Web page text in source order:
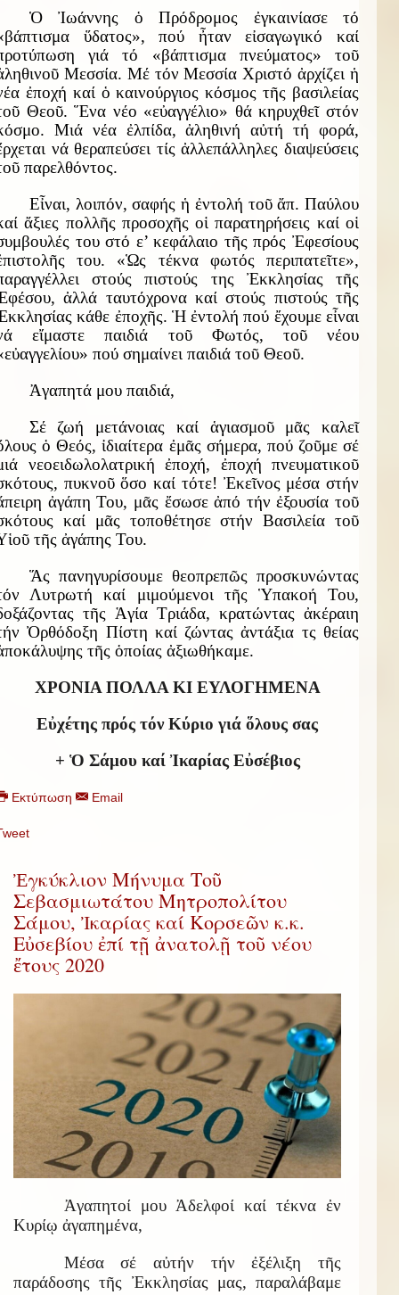
Ὁ Ἰωάννης ὁ Πρόδρομος ἐγκαινίασε τό
ὕδατος», πού ἦταν εἰσαγωγικό καί
γιά τό «βάπτισμα πνεύματος» τοῦ
Μεσσία. Μέ τόν Μεσσία Χριστό ἀρχίζει ἡ
ἐποχή καί ὁ καινούργιος κόσμος τῆς βασιλείας
Θεοῦ. Ἕνα νέο «εὐαγγέλιο» θά κηρυχθεῖ στόν
Μιά νέα ἐλπίδα, ἀληθινή αὐτή τή φορά,
νά θεραπεύσει τίς ἀλλεπάλληλες διαψεύσεις
παρελθόντος.
Εἶναι, λοιπόν, σαφής ἡ ἐντολή τοῦ ἄπ. Παύλου
ἄξιες πολλῆς προσοχῆς οἱ παρατηρήσεις καί οἱ
του στό ε’ κεφάλαιο τῆς πρός Ἐφεσίους
του. «Ὡς τέκνα φωτός περιπατεῖτε»,
στούς πιστούς της Ἐκκλησίας τῆς
ἀλλά ταυτόχρονα καί στούς πιστούς τῆς
κάθε ἐποχῆς. Ἡ ἐντολή πού ἔχουμε εἶναι
εἴμαστε παιδιά τοῦ Φωτός, τοῦ νέου
πού σημαίνει παιδιά τοῦ Θεοῦ.
Ἀγαπητά μου παιδιά,
Σέ ζωή μετάνοιας καί ἁγιασμοῦ μᾶς καλεῖ
ὁ Θεός, ἰδιαίτερα ἐμᾶς σήμερα, πού ζοῦμε σέ
νεοειδωλολατρική ἐποχή, ἐποχή πνευματικοῦ
πυκνοῦ ὅσο καί τότε! Ἐκεῖνος μέσα στήν
ἀγάπη Του, μᾶς ἔσωσε ἀπό τήν ἐξουσία τοῦ
καί μᾶς τοποθέτησε στήν Βασιλεία τοῦ
τῆς ἀγάπης Του.
Ἅς πανηγυρίσουμε θεοπρεπῶς προσκυνώντας
Λυτρωτή καί μιμούμενοι τῆς Ὑπακοή Του,
τῆς Ἁγία Τριάδα, κρατώντας ἀκέραιη
Ὀρθόδοξη Πίστη καί ζώντας ἀντάξια τς θείας
τῆς ὁποίας ἀξιωθήκαμε.
ΧΡΟΝΙΑ ΠΟΛΛΑ ΚΙ ΕΥΛΟΓΗΜΕΝΑ
Εὐχέτης πρός τόν Κύριο γιά ὅλους σας
+ Ὁ Σάμου καί Ἰκαρίας Εὐσέβιος
Εκτύπωση Email
Ἐγκύκλιον Μήνυμα Τοῦ
Σεβασμιωτάτου Μητροπολίτου
Σάμου, Ἰκαρίας καί Κορσεῶν κ.κ.
Εὐσεβίου ἐπί τῇ ἀνατολῇ τοῦ νέου
ἔτους 2020
Ἀγαπητοί μου Ἀδελφοί καί τέκνα ἐν
Κυρίῳ ἀγαπημένα,
Μέσα σέ αὐτήν τήν ἐξέλιξη τῆς
παράδοσης τῆς Ἐκκλησίας μας, παραλάβαμε